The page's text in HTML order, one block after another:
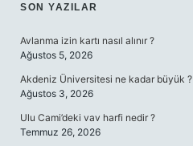
SIDEBAR
SON YAZILAR
Avlanma izin kartı nasıl alınır ?
Ağustos 5, 2026
Akdeniz Üniversitesi ne kadar büyük ?
Ağustos 3, 2026
Ulu Cami’deki vav harfi nedir ?
Temmuz 26, 2026